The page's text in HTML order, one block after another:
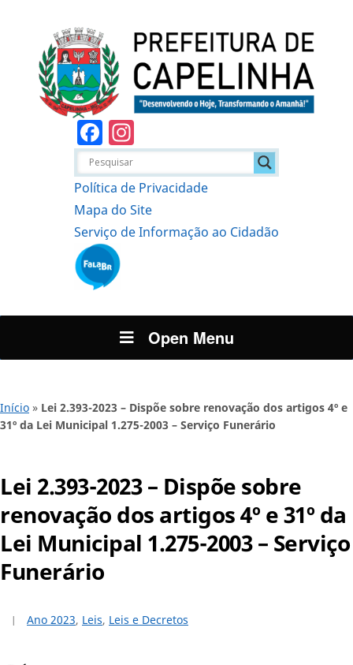
Facebook
Política de Privacidade
Mapa do Site
Serviço de Informação ao Cidadão
Open Menu
Início » Lei 2.393-2023 – Dispõe sobre renovação dos artigos 4º e
31º da Lei Municipal 1.275-2003 – Serviço Funerário
Lei 2.393-2023 – Dispõe sobre
renovação dos artigos 4º e 31º da
Lei Municipal 1.275-2003 – Serviço
Funerário
Ano 2023, Leis, Leis e Decretos